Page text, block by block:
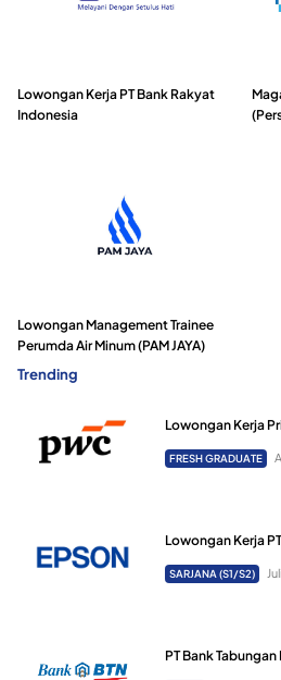
Lowongan Kerja PT Bank Rakyat
Indonesia
Lowongan Management Trainee
Perumda Air Minum (PAM JAYA)
Trending
Lowongan Kerja
FRESH GRADUATE
Lowongan Kerja
SARJANA (S1/S2)
PT Bank